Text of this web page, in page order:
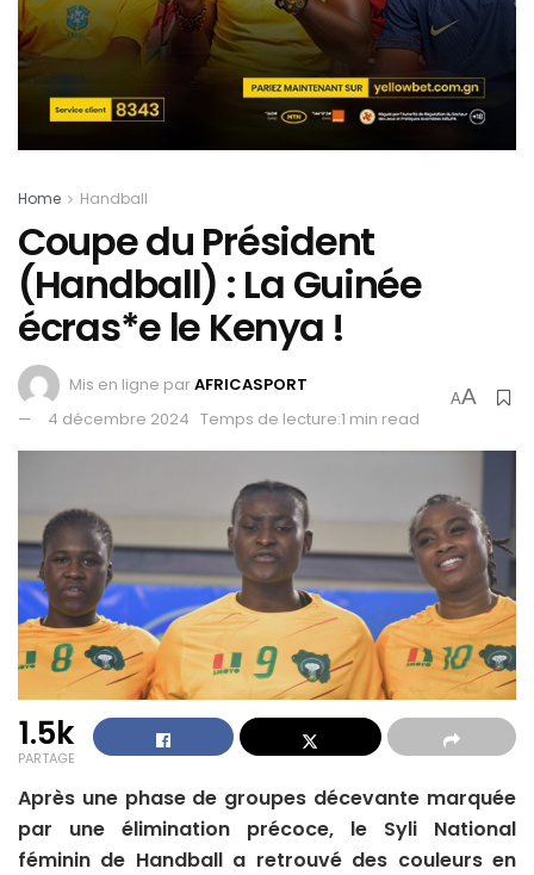
Home Handball
Coupe du Président
(Handball) : La Guinée
écras*e le Kenya !
Mis en ligne parAFRICASPORT
4 décembre 2024 Temps de lecture:1 min read
AA
1.5k
PARTAGE
Après une phase de groupes décevante marquée
par une élimination précoce, le Syli National
féminin de Handball a retrouvé des couleurs en